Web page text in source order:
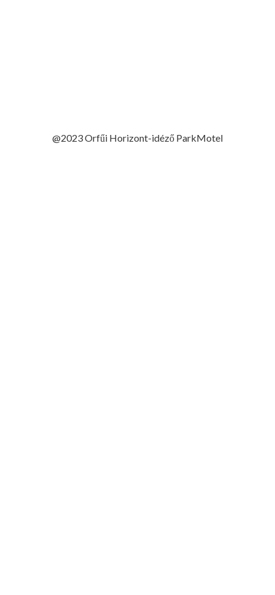
@2023 Orfűi Horizont-idéző ParkMotel